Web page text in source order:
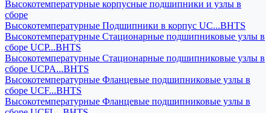
Высокотемпературные корпусные подшипники и узлы в
сборе
Высокотемпературные Подшипники в корпус UC...BHTS
Высокотемпературные Стационарные подшипниковые узлы в
сборе UCP...BHTS
Высокотемпературные Стационарные подшипниковые узлы в
сборе UCPA...BHTS
Высокотемпературные Фланцевые подшипниковые узлы в
сборе UCF...BHTS
Высокотемпературные Фланцевые подшипниковые узлы в